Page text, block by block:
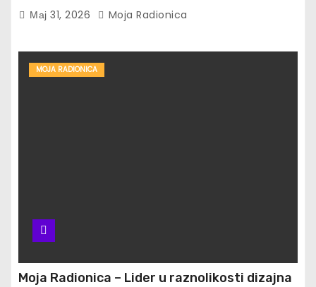
Мај 31, 2026 Moja Radionica
MOJA RADIONICA
Moja Radionica – Lider u raznolikosti dizajna